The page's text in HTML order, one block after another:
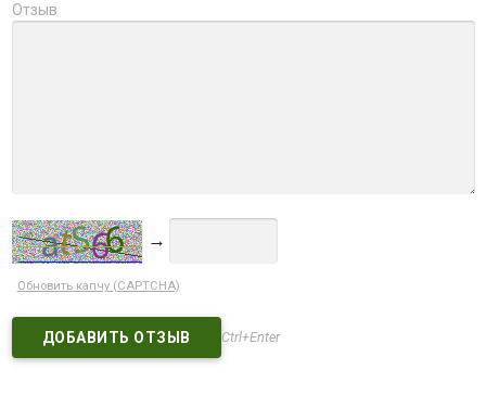
Отзыв
→
Обновить капчу (CAPTCHA)
Ctrl+Enter